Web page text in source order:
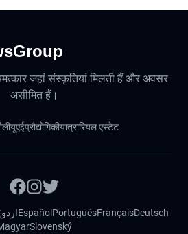
जहां संस्कृतियां मिलती हैं और अवसर
असीमित हैं।
यूएईप्रौद्योगिकीयात्रारियल एस्टेट
اردوEspañol PortuguêsFrançaisDeutsch
Slovenský